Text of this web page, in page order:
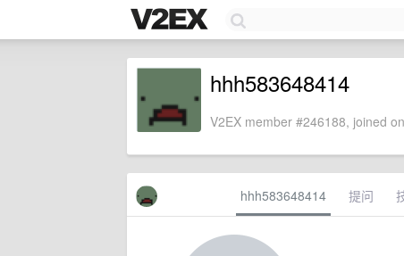
hhh583648414
V2EX member #246188, joined
hhh583648414 提问